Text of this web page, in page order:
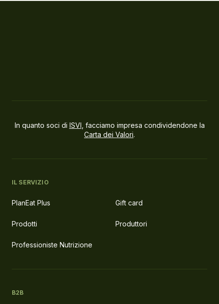
In quanto soci di ISVI , facciamo impresa condividendone la
Carta dei Valori.
IL SERVIZIO
PlanEat Plus Gift card
Prodotti Produttori
Professioniste Nutrizione
B2B